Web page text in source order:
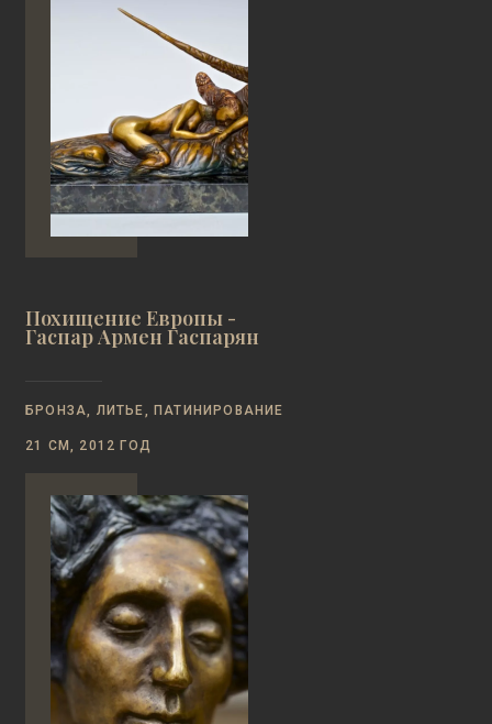
Похищение Европы -
Гаспар Армен Гаспарян
БРОНЗА, ЛИТЬЕ, ПАТИНИРОВАНИЕ
21 СМ, 2012 ГОД